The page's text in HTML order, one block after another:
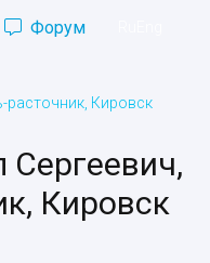
Форум
расточник, Кировск
Кировск